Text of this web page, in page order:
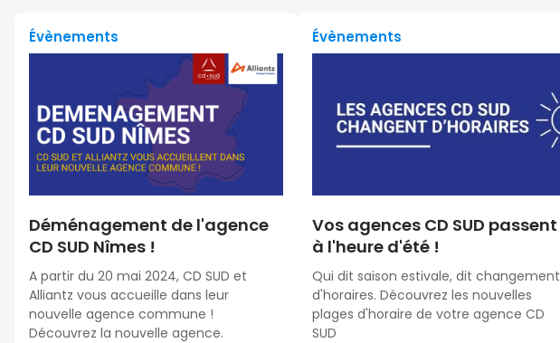
Évènements
Déménagement de l'agence
CD SUD Nîmes !
A partir du 20 mai 2024, CD SUD et
Alliantz vous accueille dans leur
nouvelle agence commune !
Découvrez la nouvelle agence.
Évènements
Vos agences CD SUD passent
à l'heure d'été !
Qui dit saison estivale, dit changement
d'horaires. Découvrez les nouvelles
plages d'horaire de votre agence CD
SUD